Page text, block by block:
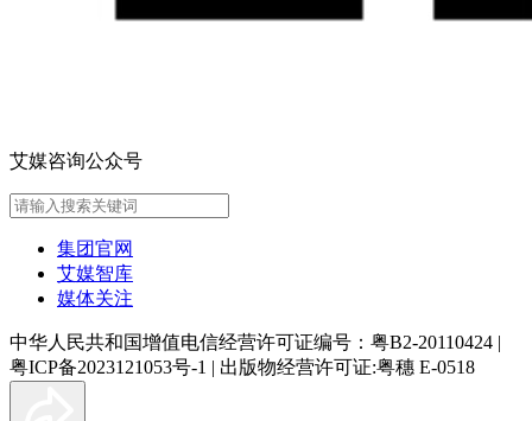
艾媒咨询公众号
集团官网
艾媒智库
媒体关注
中华人民共和国增值电信经营许可证编号：粤B2-20110424 |
粤ICP备2023121053号-1 | 出版物经营许可证:粤穗 E-0518